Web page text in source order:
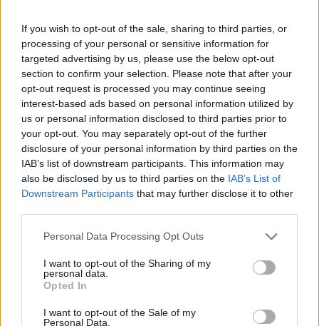
If you wish to opt-out of the sale, sharing to third parties, or
processing of your personal or sensitive information for
targeted advertising by us, please use the below opt-out
section to confirm your selection. Please note that after your
opt-out request is processed you may continue seeing
interest-based ads based on personal information utilized by
us or personal information disclosed to third parties prior to
your opt-out. You may separately opt-out of the further
disclosure of your personal information by third parties on the
IAB’s list of downstream participants. This information may
also be disclosed by us to third parties on the IAB’s List of
Downstream Participants that may further disclose it to other
Personal Data Processing Opt Outs
I want to opt-out of the Sharing of my
personal data.
Opted In
I want to opt-out of the Sale of my
Personal Data.
A kontinensnyi ország második legnépesebb államában
először fordul elő ilyen eset. A szükséghelyzetben a helyi
hatóságok jogköreinek egy része átszáll a regionális
tűzoltó-parancsnokság vezetőjére, aki saját hatáskörében
mozgósíthat újabb forrásokat és rendelheti el az emberek
és a vagyontárgyak azonnali kimenekítését, utakat zárhat
le az állam területén...
KEDVES OLVASÓNK!
regisztrációhoz kötött.
Az előfizetés a következőket tartalmazza:
Portfolio.hu teljes cikkarchívum
kötéslistái